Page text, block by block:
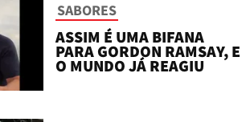
SABORES
ASSIM É UMA BIFANA
PARA GORDON RAMSAY, E
O MUNDO JÁ REAGIU